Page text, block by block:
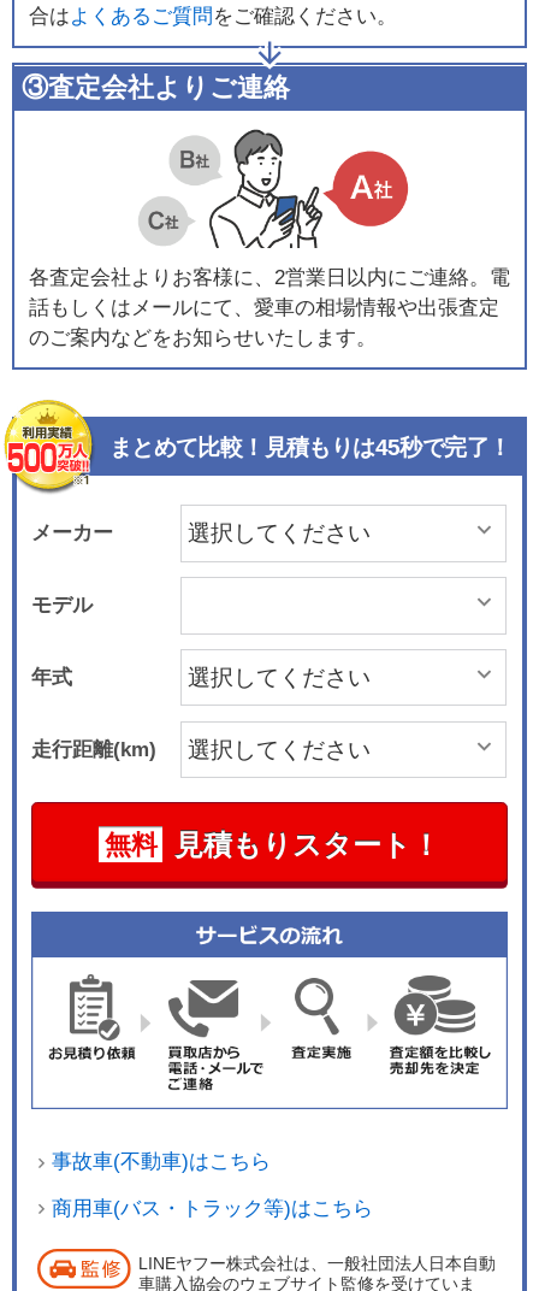
合はよくあるご質問 をご確認ください。
③査定会社よりご連絡
各査定会社よりお客様に、2営業日以内にご連絡。電
話もしくはメールにて、愛車の相場情報や出張査定
のご案内などをお知らせいたします。
まとめて比較！見積もりは45秒で完了！
メーカー
モデル
年式
走行距離(km)
無料 見積もりスタート！
事故車(不動車)はこちら
商用車(バス・トラック等)はこちら
LINEヤフー株式会社は、一般社団法人日本自動
車購入協会のウェブサイト監修を受けていま